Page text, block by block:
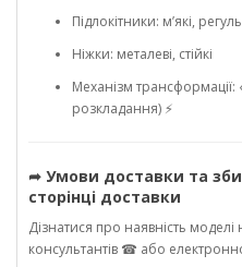
Підлокітники: м’які,
Ніжки: металеві, стійкі
Механізм трансформації:
розкладання) ⚡
➦ Умови доставки та
сторінці доставки
Дізнатися про наявність
консультантів ☎ або